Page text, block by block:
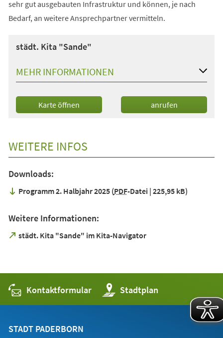
sehr gut ausgebauten Infrastruktur und können, je nach
Bedarf, an weitere Ansprechpartner vermitteln.
städt. Kita "Sande"
MEHR INFORMATIONEN
Karte öffnen
(Öffnet
in
anrufen
WEITERE INFOS
Downloads:
Programm 2. Halbjahr 2025 PDF-Datei 225,95 kB
Weitere Informationen:
städt. Kita "Sande" im Kita-Navigator
(Öffnet
Tab)
Kontaktformular Stadtplan
(Öffnet
in
einem
STADT PADERBORN